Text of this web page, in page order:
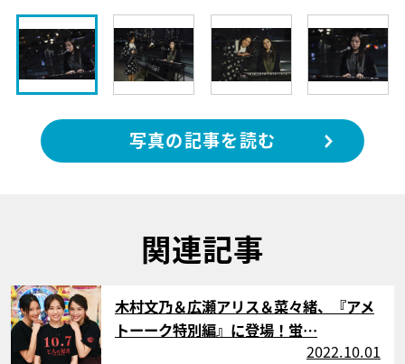
写真の記事を読む
関連記事
サムネイル
木村文乃＆広瀬アリス＆菜々緒、『アメ
トーーク特別編』に登場！蛍…
2022.10.01